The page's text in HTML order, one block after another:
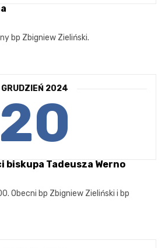
bp Zbigniew Zieliński.
GRUDZIEŃ 2024
20
biskupa Tadeusza Werno
Obecni bp Zbigniew Zieliński i bp